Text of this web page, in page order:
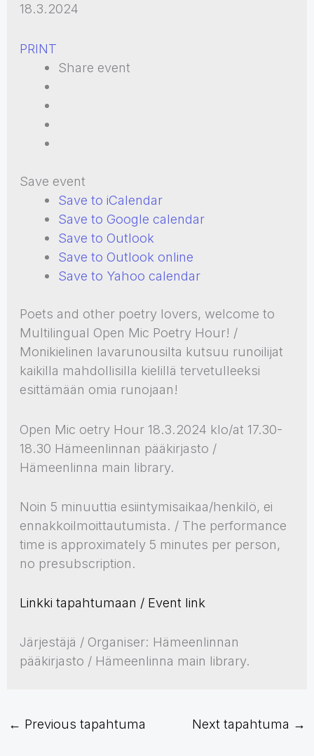
18.3.2024
PRINT
Share event
Save event
Save to iCalendar
Save to Google calendar
Save to Outlook
Save to Outlook online
Save to Yahoo calendar
Poets and other poetry lovers, welcome to
Multilingual Open Mic Poetry Hour! /
Monikielinen lavarunousilta kutsuu runoilijat
kaikilla mahdollisilla kielillä tervetulleeksi
esittämään omia runojaan!
Open Mic oetry Hour 18.3.2024 klo/at 17.30-
18.30 Hämeenlinnan pääkirjasto /
Hämeenlinna main library.
Noin 5 minuuttia esiintymisaikaa/henkilö, ei
ennakkoilmoittautumista. / The performance
time is approximately 5 minutes per person,
no presubscription.
Linkki tapahtumaan / Event link
Järjestäjä / Organiser: Hämeenlinnan
pääkirjasto / Hämeenlinna main library.
← Previous tapahtuma Next tapahtuma →